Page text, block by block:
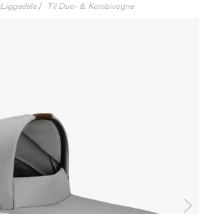
Liggedele Til Duo- & Kombivogne